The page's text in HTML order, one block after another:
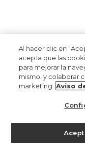
Al hacer clic en
acepta que las
para mejorar la
mismo, y colaborar
marketing. Aviso